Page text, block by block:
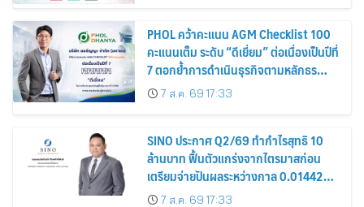
PHOL คว้าคะแนน AGM Checklist 100
คะแนนเต็ม ระดับ “ดีเยี่ยม” ต่อเนื่องเป็นปีที่
7 ตอกย้ำการดำเนินธุรกิจตามหลักธร
รมาภิบาล โปร่งใส สร้างความเชื่อมั่นผู้ถือ
หุ้น
7 ส.ค. 69 17:33
SINO ประกาศ Q2/69 ทำกำไรสุทธิ 10
ล้านบาท ฟื้นตัวแกร่งจากไตรมาสก่อน
เตรียมจ่ายปันผลระหว่างกาล 0.014423
บาทต่อหุ้น ครึ่งปีหลังมุ่งเติบโตต่อเนื่อง
7 ส.ค. 69 17:33